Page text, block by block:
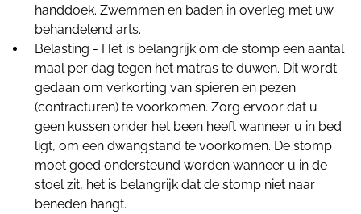
handdoek. Zwemmen en baden in overleg met uw
behandelend arts.
Belasting - Het is belangrijk om de stomp een aantal
maal per dag tegen het matras te duwen. Dit wordt
gedaan om verkorting van spieren en pezen
(contracturen) te voorkomen. Zorg ervoor dat u
geen kussen onder het been heeft wanneer u in bed
ligt, om een dwangstand te voorkomen. De stomp
moet goed ondersteund worden wanneer u in de
stoel zit, het is belangrijk dat de stomp niet naar
beneden hangt.